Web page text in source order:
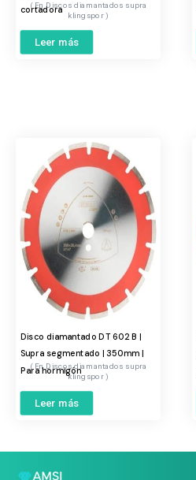
cortadoraDiscos diamantados supra
klingspor
Leer más
Disco diamantado DT 602 B |
Supra segmentado | 350mm |
Para hormigón
Discos diamantados supra
klingspor
Leer más